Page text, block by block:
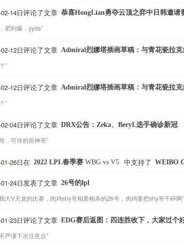
14日评论了文章 恭喜HongLian勇夺云顶之弈中日韩邀请
肥到爆，yyds”
12日评论了文章 Admiral烈娜塔插画草稿：与青花瓷拉
”
12日评论了文章 Admiral烈娜塔插画草稿：与青花瓷拉
”
04日评论了文章 DRX公告：Zeka、BeryL选手确诊新冠
，可伶的原神哥”
26日在 2022 LPL春季赛 WBG vs V5 中支持了 WEIBO
24日发表了文章 26号的lpl
大V天龙的比赛，肉鸡shy哥相爱相杀的26号，肉鸡要把shy哥干碎啊”
23日评论了文章 EDG赛后返图：四连胜收下，大家过个
严谨下次注意点”